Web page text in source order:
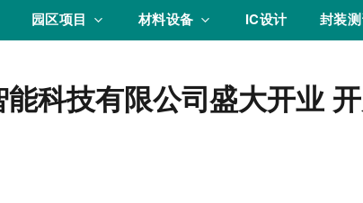
园区项目 材料设备 IC设计 封装
科技有限公司盛大开业